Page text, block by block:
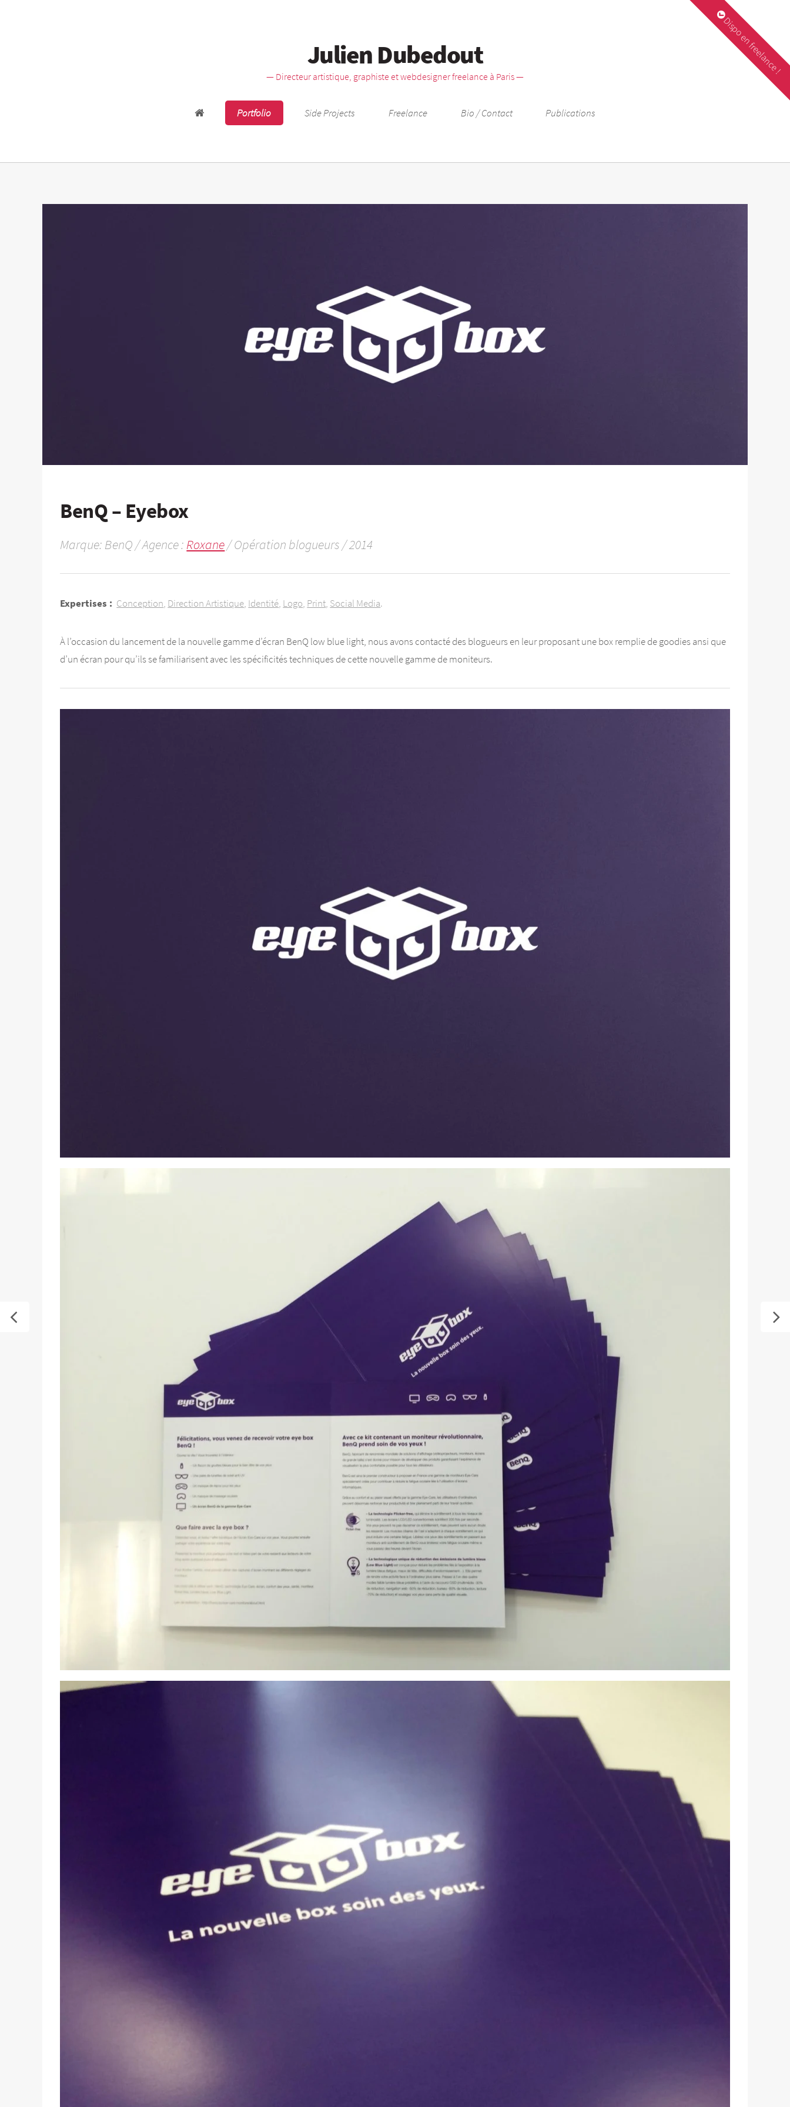
Dispo en freelance !
Julien Dubedout
— Directeur artistique, graphiste et webdesigner freelance à Paris —
Accueil Portfolio Side Projects Freelance Bio / Contact Publications
BenQ – Eyebox
Marque: BenQ / Agence : Roxane/ Opération blogueurs / 2014
Expertises : Conception Direction Artistique Identité Logo Print Social Media
À l’occasion du lancement de la nouvelle gamme d’écran BenQ low blue light, nous avons contacté des blogueurs en leur proposant une box remplie de goodies ansi que
d’un écran pour qu’ils se familiarisent avec les spécificités techniques de cette nouvelle gamme de moniteurs.